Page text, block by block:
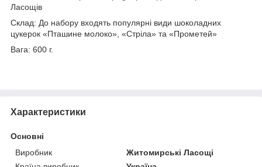
Ласощів
Склад: До набору входять популярні види шоколадних
цукерок «Пташине молоко», «Стріла» та «Прометей»
Вага: 600 г.
Характеристики
Основні
Виробник
Житомирські Ласощі